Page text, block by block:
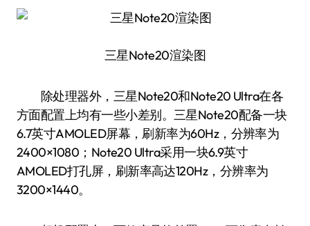
三星Note20渲染图
除处理器外，三星Note20和Note20 Ultra在各
方面配置上均有一些小差别。三星Note20配备一块
6.7英寸AMOLED屏幕，刷新率为60Hz，分辨率为
2400×1080；Note20 Ultra采用一块6.9英寸
AMOLED打孔屏，刷新率高达120Hz，分辨率为
3200×1440。